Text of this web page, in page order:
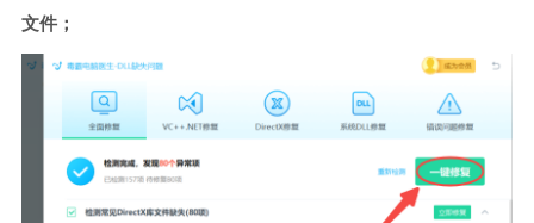
文件；